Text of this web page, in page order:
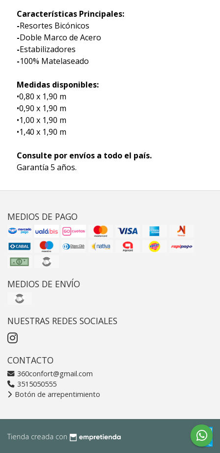
Características Principales:
-Resortes Bicónicos
-Doble Marco de Acero
-Estabilizadores
-100% Matelaseado
Medidas disponibles:
•0,80 x 1,90 m
•0,90 x 1,90 m
•1,00 x 1,90 m
•1,40 x 1,90 m
Consulte por envíos a todo el país.
Garantía 5 años.
MEDIOS DE PAGO
MEDIOS DE ENVÍO
NUESTRAS REDES SOCIALES
CONTACTO
360confort@gmail.com
3515050555
Botón de arrepentimiento
Tienda creada con